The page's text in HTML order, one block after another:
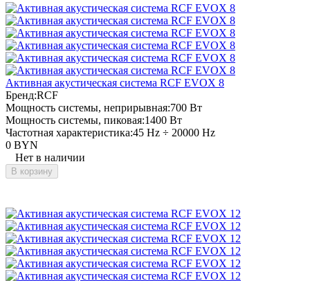
Активная акустическая система RCF EVOX 8
Бренд:RCF
Мощность системы, неприрывная:700 Вт
Мощность системы, пиковая:1400 Вт
Частотная характеристика:45 Hz ÷ 20000 Hz
0 BYN
Нет в наличии
В корзину